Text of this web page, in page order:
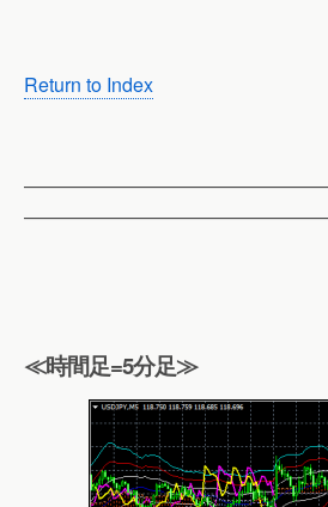
Return to Index
≪時間足=5分足≫